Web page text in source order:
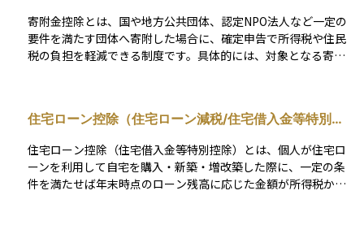
寄附金控除とは、国や地方公共団体、認定NPO法人など一定の
要件を満たす団体へ寄附した場合に、確定申告で所得税や住民
税の負担を軽減できる制度です。具体的には、対象となる寄附
して扱うことができます。 また、寄付をすれば自動的に控除が
受けられると考えられがちですが、寄付金控除はすべての寄付
に適用される一般的な仕組みではありません。税制上、控除の
対象として位置づけられている寄付かどうかが重要であり、寄
付先や寄付の性質によって扱いは異なります。この点を整理せ
住宅ローン控除（住宅ローン減税/住宅借入金等特別控
住宅ローン控除（住宅借入金等特別控除）とは、個人が住宅ロ
ーンを利用して自宅を購入・新築・増改築した際に、一定の条
件を満たせば年末時点のローン残高に応じた金額が所得税から